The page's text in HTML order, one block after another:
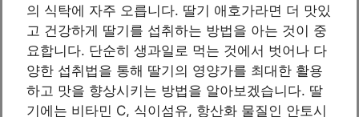
의 식탁에 자주 오릅니다. 딸기 애호가라면 더 맛있
고 건강하게 딸기를 섭취하는 방법을 아는 것이 중
요합니다. 단순히 생과일로 먹는 것에서 벗어나 다
양한 섭취법을 통해 딸기의 영양가를 최대한 활용
하고 맛을 향상시키는 방법을 알아보겠습니다. 딸
기에는 비타민 C, 식이섬유, 항산화 물질인 안토시